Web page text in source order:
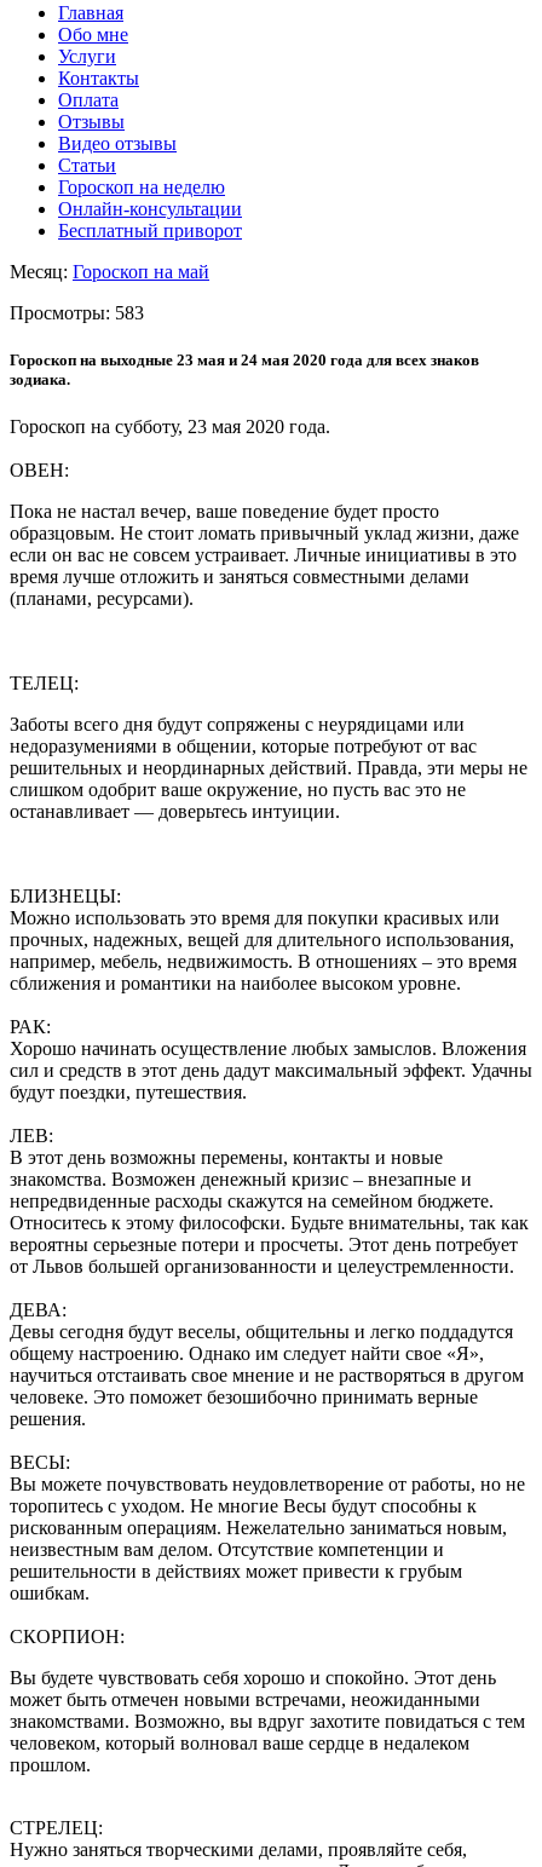
Главная
Обо мне
Услуги
Контакты
Оплата
Отзывы
Видео отзывы
Статьи
Гороскоп на неделю
Онлайн-консультации
Бесплатный приворот
Месяц: Гороскоп на май
Просмотры: 583
Гороскоп на выходные 23 мая и 24 мая 2020 года для всех знаков
зодиака.
Гороскоп на субботу, 23 мая 2020 года.
ОВЕН:
Пока не настал вечер, ваше поведение будет просто
образцовым. Не стоит ломать привычный уклад жизни, даже
если он вас не совсем устраивает. Личные инициативы в это
время лучше отложить и заняться совместными делами
(планами, ресурсами).
ТЕЛЕЦ:
Заботы всего дня будут сопряжены с неурядицами или
недоразумениями в общении, которые потребуют от вас
решительных и неординарных действий. Правда, эти меры не
слишком одобрит ваше окружение, но пусть вас это не
останавливает — доверьтесь интуиции.
БЛИЗНЕЦЫ:
Можно использовать это время для покупки красивых или
прочных, надежных, вещей для длительного использования,
например, мебель, недвижимость. В отношениях – это время
сближения и романтики на наиболее высоком уровне.
РАК:
Хорошо начинать осуществление любых замыслов. Вложения
сил и средств в этот день дадут максимальный эффект. Удачны
будут поездки, путешествия.
ЛЕВ:
В этот день возможны перемены, контакты и новые
знакомства. Возможен денежный кризис – внезапные и
непредвиденные расходы скажутся на семейном бюджете.
Относитесь к этому философски. Будьте внимательны, так как
вероятны серьезные потери и просчеты. Этот день потребует
от Львов большей организованности и целеустремленности.
ДЕВА:
Девы сегодня будут веселы, общительны и легко поддадутся
общему настроению. Однако им следует найти свое «Я»,
научиться отстаивать свое мнение и не растворяться в другом
человеке. Это поможет безошибочно принимать верные
решения.
ВЕСЫ:
Вы можете почувствовать неудовлетворение от работы, но не
торопитесь с уходом. Не многие Весы будут способны к
рискованным операциям. Нежелательно заниматься новым,
неизвестным вам делом. Отсутствие компетенции и
решительности в действиях может привести к грубым
ошибкам.
СКОРПИОН:
Вы будете чувствовать себя хорошо и спокойно. Этот день
может быть отмечен новыми встречами, неожиданными
знакомствами. Возможно, вы вдруг захотите повидаться с тем
человеком, который волновал ваше сердце в недалеком
прошлом.
СТРЕЛЕЦ:
Нужно заняться творческими делами, проявляйте себя,